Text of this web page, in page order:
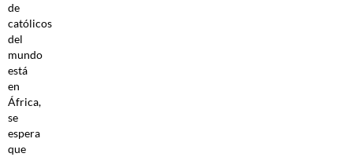
de
católicos
del
mundo
está
en
África,
se
espera
que